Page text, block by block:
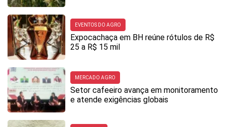
EVENTOS DO AGRO
Expocachaça em BH reúne rótulos de R$
25 a R$ 15 mil
MERCADO AGRO
Setor cafeeiro avança em monitoramento
e atende exigências globais